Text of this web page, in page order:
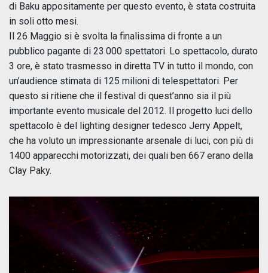
di Baku appositamente per questo evento, è stata costruita
in soli otto mesi.
Il 26 Maggio si è svolta la finalissima di fronte a un
pubblico pagante di 23.000 spettatori. Lo spettacolo, durato
3 ore, è stato trasmesso in diretta TV in tutto il mondo, con
un’audience stimata di 125 milioni di telespettatori. Per
questo si ritiene che il festival di quest’anno sia il più
importante evento musicale del 2012. Il progetto luci dello
spettacolo è del lighting designer tedesco Jerry Appelt,
che ha voluto un impressionante arsenale di luci, con più di
1400 apparecchi motorizzati, dei quali ben 667 erano della
Clay Paky.